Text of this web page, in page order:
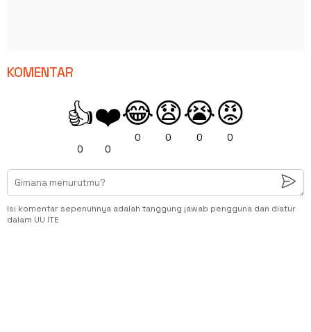
KOMENTAR
👍
0
❤️
0
😂
0
😧
0
😭
0
😡
0
Isi komentar sepenuhnya adalah tanggung jawab pengguna dan diatur
dalam UU ITE